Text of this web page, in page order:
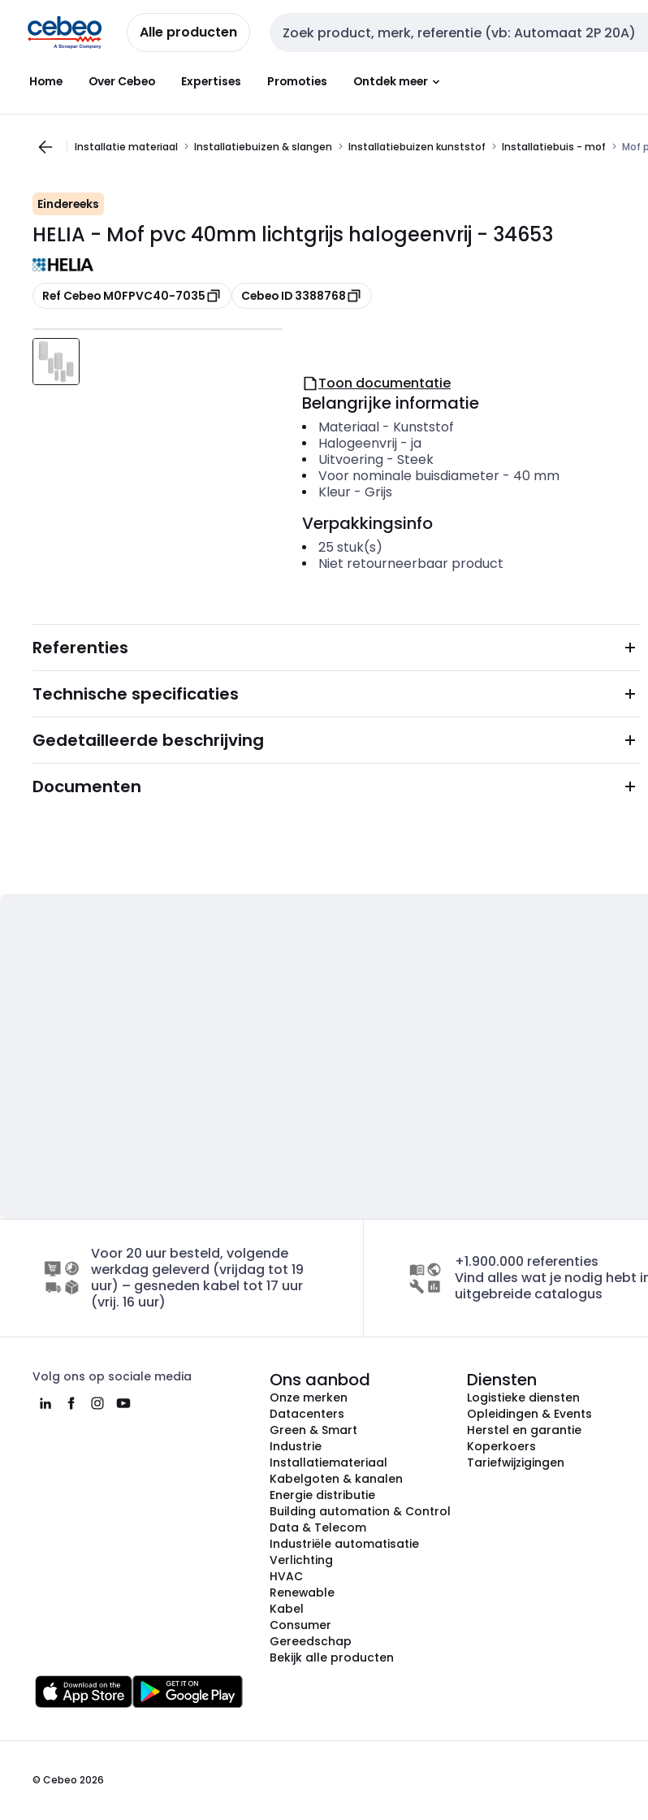
naar
navigatie
naar
inhoud
Alle producten Zoekveld invoer
Home Over Cebeo Expertises Promoties Ontdek meer
Installatie materiaal Installatiebuizen & slangen Installatiebuizen kunststof Installatiebuis - mof Mof
Eindereeks
HELIA - Mof pvc 40mm lichtgrijs halogeenvrij - 34653
Kopiëren
Ref Cebeo M0FPVC40-7035 Kopiëren
Cebeo ID 3388768
Toon documentatie
Belangrijke informatie
Materiaal- Kunststof
Halogeenvrij- ja
Uitvoering- Steek
Voor nominale buisdiameter- 40 mm
Kleur- Grijs
Verpakkingsinfo
25 stuk(s)
Niet retourneerbaar product
Referenties
Technische specificaties
Gedetailleerde beschrijving
Documenten
Voor 20 uur besteld, volgende
werkdag geleverd (vrijdag tot 19
uur) – gesneden kabel tot 17 uur
(vrij. 16 uur)
+1.900.000 referenties
Vind alles wat je nodig hebt
uitgebreide catalogus
Volg ons op sociale media Ons aanbod
Onze merken
Datacenters
Green & Smart
Industrie
Installatiemateriaal
Kabelgoten & kanalen
Energie distributie
Building automation & Control
Data & Telecom
Industriële automatisatie
Verlichting
HVAC
Renewable
Kabel
Consumer
Gereedschap
Bekijk alle producten
Diensten
Logistieke diensten
Opleidingen & Events
Herstel en garantie
Koperkoers
Tariefwijzigingen
© Cebeo 2026